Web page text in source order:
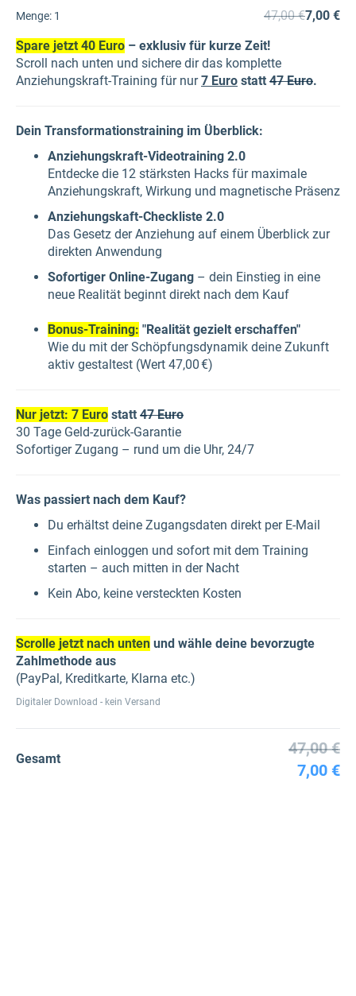
Menge: 1 47,00 €7,00 €
Spare jetzt 40 Euro – exklusiv für kurze Zeit!
Scroll nach unten und sichere dir das komplette
Anziehungskraft-Training für nur7 Euro statt 47 Euro.
Dein Transformationstraining im Überblick:
Anziehungskraft-Videotraining 2.0
Entdecke die 12 stärksten Hacks für maximale
Anziehungskraft, Wirkung und magnetische Präsenz
Anziehungskaft-Checkliste 2.0
Das Gesetz der Anziehung auf einem Überblick zur
direkten Anwendung
Sofortiger Online-Zugang – dein Einstieg in eine
neue Realität beginnt direkt nach dem Kauf
Bonus-Training: "Realität gezielt erschaffen"
Wie du mit der Schöpfungsdynamik deine Zukunft
aktiv gestaltest (Wert 47,00 €)
Nur jetzt: 7 Euro statt 47 Euro
30 Tage Geld-zurück-Garantie
Sofortiger Zugang – rund um die Uhr, 24/7
Was passiert nach dem Kauf?
Du erhältst deine Zugangsdaten direkt per E-Mail
Einfach einloggen und sofort mit dem Training
starten – auch mitten in der Nacht
Kein Abo, keine versteckten Kosten
Scrolle jetzt nach unten und wähle deine bevorzugte
Zahlmethode aus
(PayPal, Kreditkarte, Klarna etc.)
Digitaler Download - kein Versand
Gesamt
47,00 €
7,00 €